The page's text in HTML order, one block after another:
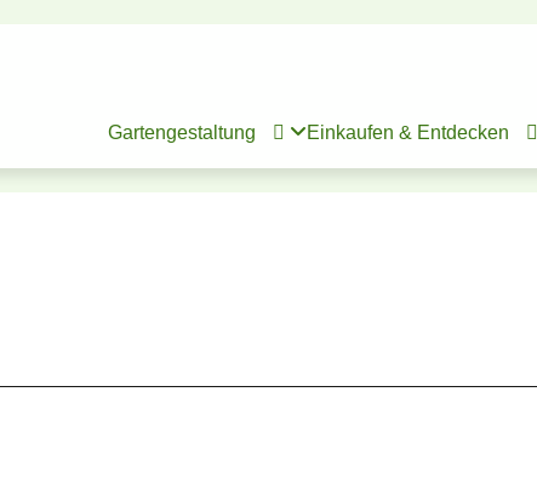
Gartengestaltung  Einkaufen & Entdecken 